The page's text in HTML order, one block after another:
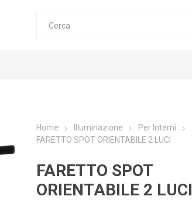
Home Illuminazione
Per Interni
FARETTO SPOT ORIENTABILE 2 LUCI
FARETTO SPOT
ORIENTABILE 2 LUCI